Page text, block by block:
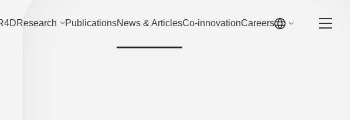
Research PublicationsNews & ArticlesCo-innovationCareers